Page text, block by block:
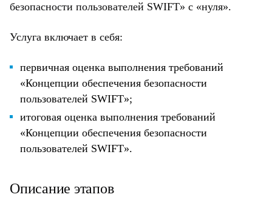
безопасности пользователей SWIFT» c «нуля».
Услуга включает в себя:
первичная оценка выполнения требований
«Концепции обеспечения безопасности
пользователей SWIFT»;
итоговая оценка выполнения требований
«Концепции обеспечения безопасности
пользователей SWIFT».
Описание этапов